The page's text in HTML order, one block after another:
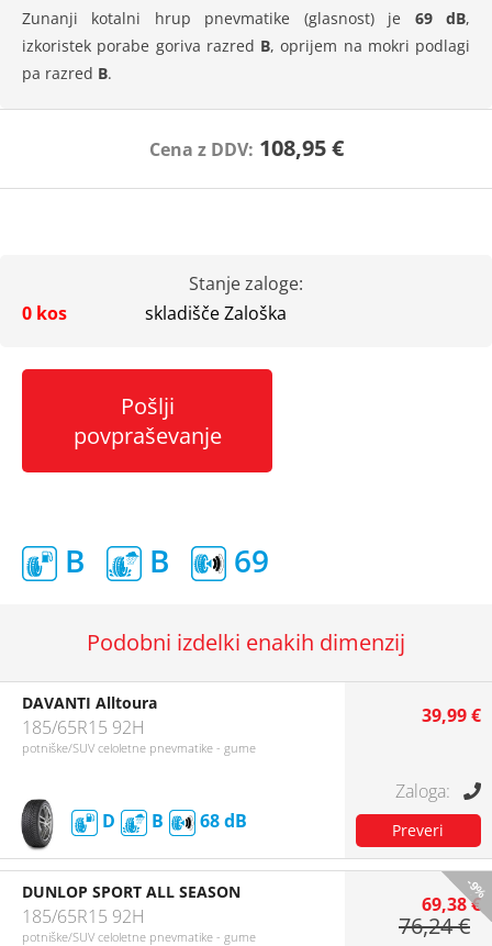
Zunanji kotalni hrup pnevmatike (glasnost) je 69 dB,
izkoristek porabe goriva razred B, oprijem na mokri podlagi
pa razred B.
Cena z DDV: 108,95 €
Stanje zaloge:
0 kos
skladišče Zaloška
Pošlji
povpraševanje
B B 69
Podobni izdelki enakih dimenzij
DAVANTI Alltoura
185/65R15 92H
potniške/SUV celoletne pnevmatike - gume
D B 68
39,99 €
-9%
DUNLOP SPORT ALL SEASON
185/65R15 92H
potniške/SUV celoletne pnevmatike - gume
69,38 €
76,24 €